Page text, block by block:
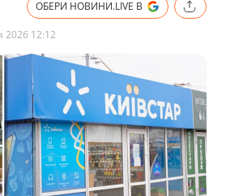
ОБЕРИ НОВИНИ.LIVE В
2026 12:12